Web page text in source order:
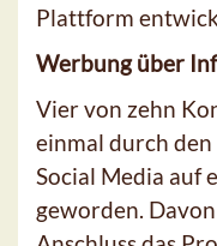
Plattform
Werbung über
Vier von zehn
einmal durch
Social Media auf
geworden.